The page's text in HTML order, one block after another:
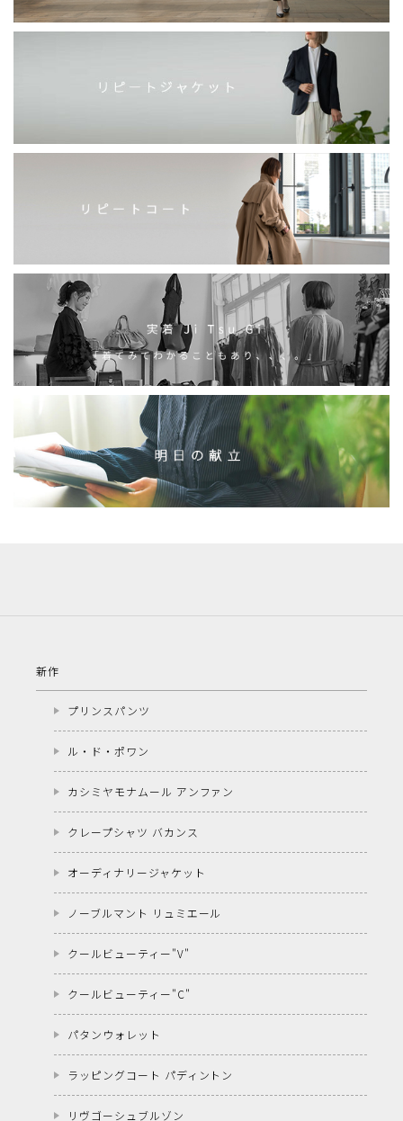
新作
プリンスパンツ
ル・ド・ポワン
カシミヤモナムール アンファン
クレープシャツ バカンス
オーディナリージャケット
ノーブルマント リュミエール
クールビューティー"V"
クールビューティー"C"
パタンウォレット
ラッピングコート パディントン
リヴゴーシュブルゾン